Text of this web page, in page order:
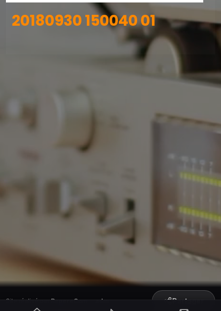
20180930 150040 01
Site réalisé parRepereCom·adm Partager